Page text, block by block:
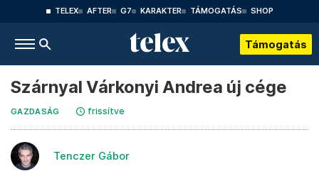
TELEX AFTER G7 KARAKTER TÁMOGATÁS SHOP
Támogatás
Szárnyal Várkonyi Andrea új cége
GAZDASÁG frissítve
Tenczer Gábor